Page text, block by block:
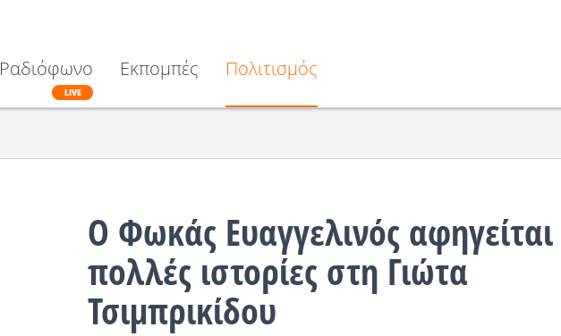
Ραδιόφωνο
LIVE
Εκπομπές Πολιτισμός
Ο Φωκάς Ευαγγελινός αφηγείται
πολλές ιστορίες στη Γιώτα
Τσιμπρικίδου